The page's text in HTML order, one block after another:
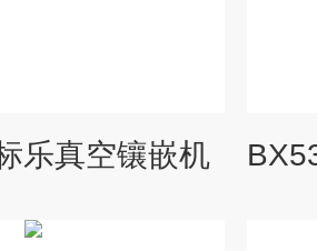
乐真空镶嵌机